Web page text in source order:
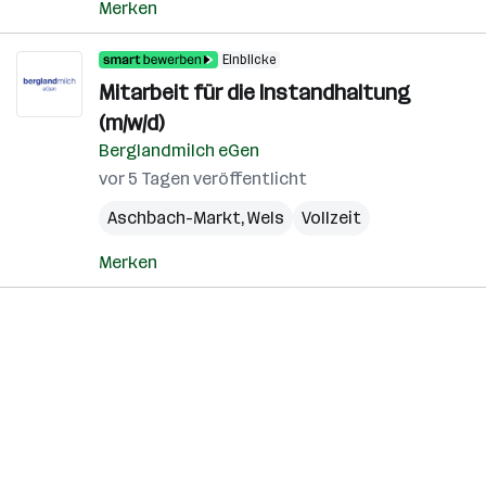
Merken
Einblicke
Mitarbeit für die Instandhaltung
(m/w/d)
Berglandmilch eGen
vor 5 Tagen veröffentlicht
Aschbach-Markt,Wels Vollzeit
Merken